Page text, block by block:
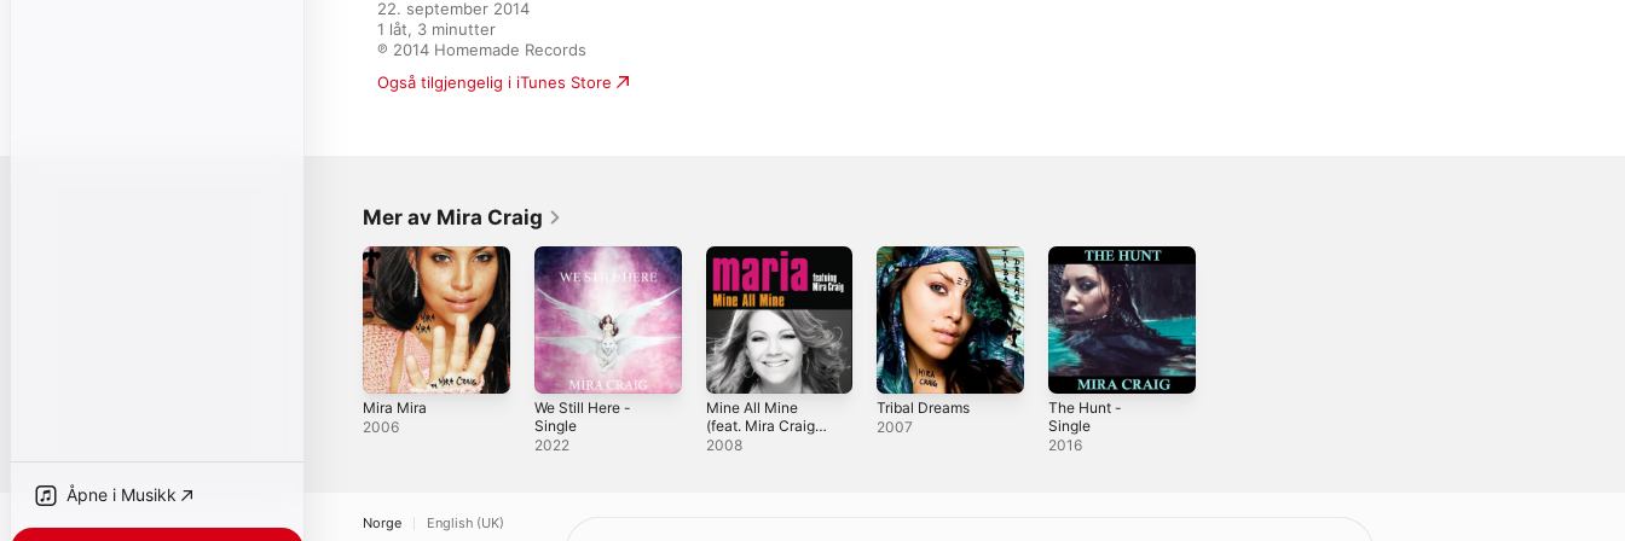
Åpne i Musikk
22. september 2014
1 låt, 3 minutter
℗ 2014 Homemade Records
Også tilgjengelig i iTunes Store
Mer av Mira Craig
Mira Mira
2006
We Still Here -
Single
2022
Mine All Mine
(feat. Mira Craig) -
Single
2008
Tribal Dreams
2007
The Hunt -
Single
2016
Norge English (UK)